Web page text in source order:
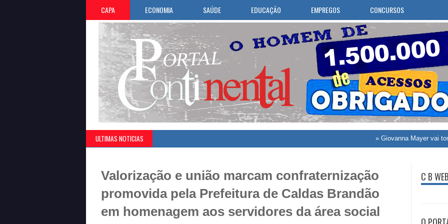
CAPA ECONOMIA SAÚDE EDUCAÇÃO EMPREGOS CONCURSOS
ULTIMAS NOTICIAS Giovanna Mayer vai tomar
Valorização e união marcam confraternização
promovida pela Prefeitura de Caldas Brandão
em homenagem aos servidores da área social
C B